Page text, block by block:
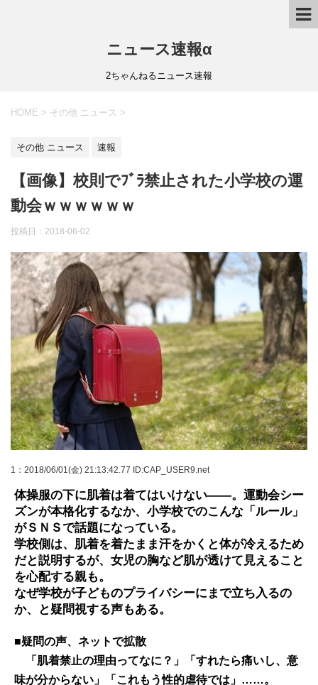
ニュース速報α
2ちゃんねるニュース速報
HOME > その他 ニュース >
その他 ニュース 速報
【画像】校則でﾌﾞﾗ禁止された小学校の運
動会ｗｗｗｗｗｗ
投稿日： 2018-06-02
1 ：2018/06/01(金) 21:13:42.77 ID:CAP_USER9.net
体操服の下に肌着は着てはいけない――。運動会シー
ズンが本格化するなか、小学校でのこんな「ルール」
がＳＮＳで話題になっている。
学校側は、肌着を着たまま汗をかくと体が冷えるため
だと説明するが、女児の胸など肌が透けて見えること
を心配する親も。
なぜ学校が子どものプライバシーにまで立ち入るの
か、と疑問視する声もある。
■疑問の声、ネットで拡散
「肌着禁止の理由ってなに？」「すれたら痛いし、意
味が分からない」「これもう性的虐待では」……。